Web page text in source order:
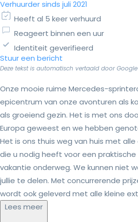
Verhuurder sinds juli 2021
Heeft al 5 keer verhuurd
Reageert binnen een uur
Identiteit geverifieerd
Stuur een bericht
Deze tekst is automatisch vertaald door
Onze mooie ruime Mercedes-
epicentrum van onze avonturen als
als groeiend gezin. Het is met ons
Europa geweest en we hebben
Het is ons thuis weg van huis met
die u nodig heeft voor een
vakantie onderweg. We kunnen niet
jullie te delen. Met concurrerende
wordt ook geleverd met alle kleine
Lees meer